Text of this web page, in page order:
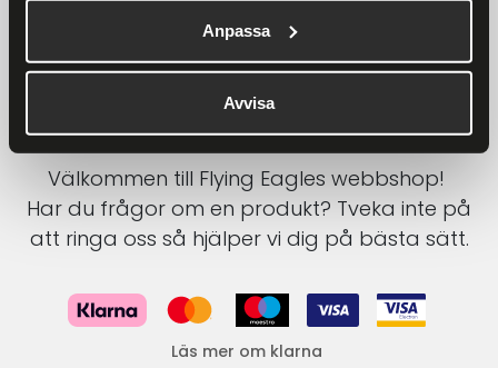
Anpassa
Avvisa
Välkommen till Flying Eagles webbshop!
Har du frågor om en produkt? Tveka inte på
att ringa oss så hjälper vi dig på bästa sätt.
Läs mer om klarna